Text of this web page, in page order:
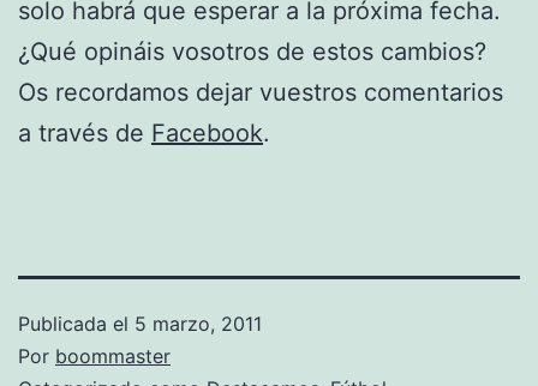
solo habrá que esperar a la próxima fecha.
¿Qué opináis vosotros de estos cambios?
Os recordamos dejar vuestros comentarios
a través de Facebook.
Publicada el 5 marzo, 2011
Por boommaster